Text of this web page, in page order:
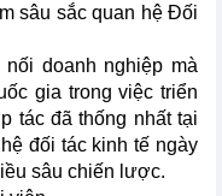
sâu sắc quan hệ Đối
doanh nghiệp mà
gia trong việc triển
tác đã thống nhất tại
đối tác kinh tế ngày
sâu chiến lược.